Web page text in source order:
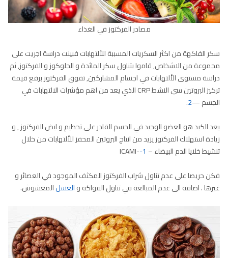
مصادر الفركتوز في الغذاء
سكر الفاكهة من اكثر السكريات المسببة للألتهابات فبينت دراسة اجريت على
مجموعة من الاشخاص, قاموا بتناول سكر المائدة و الجلوكوز و الفركتوز, ثم
دراسة مستوى الألتهابات في اجسام المشاركين, تفوق الفركتوز برفع قيمة
تركيز البروتين سي النشط CRP الذي يعد من اهم مؤشرات الالتهابات في
الجسم —2
.
يعد الكبد هو العضو الوحيد في الجسم القادر على تحطيم و ايض الفركتوز , و
زيادة استهلاك الفركتوز يزيد من انتاج البروتين المحفز للألتهابات من خلال
تنشيط خلايا الدم البيضاء – ICAMI- -1
فكن حريصا على عدم تناول شراب الفركتوز المكثف الموجود في العصائر و
غيرها . اضافة الى عدم المبالغة في تناول الفواكه والعسلالمغشوش.